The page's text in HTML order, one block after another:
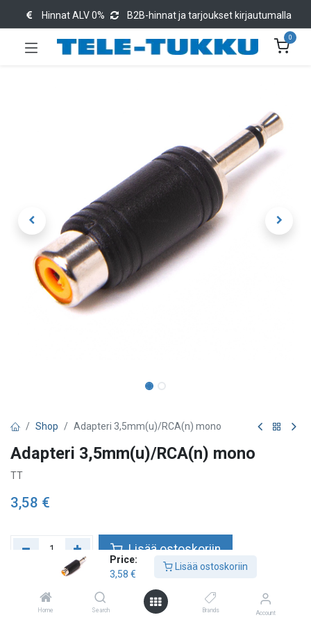
Price:
3,58 €
Lisää ostoskoriin
Home Search Brands Account
Hinnat ALV 0% B2B-hinnat ja tarjoukset kirjautumalla
0
Shop Adapteri 3,5mm(u)/RCA(n) mono
Adapteri 3,5mm(u)/RCA(n) mono
TT
3,58 €
Lisää ostoskoriin